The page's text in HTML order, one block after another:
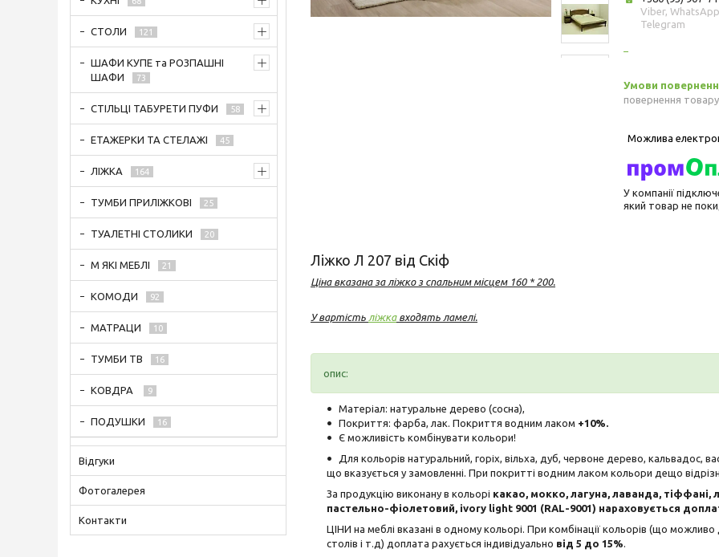
Viber,
Telegram
повернення
У компанії
який товар не
Ліжко Л 207 від Скіф
Ціна вказана за ліжко з спальним місцем 160 * 200.
У вартість ліжкавходять ламелі.
опис:
Матеріал: натуральне дерево (сосна),
Покриття: фарба, лак. Покриття водним лаком +10%.
Є можливість комбінувати кольори!
Для кольорів натуральний, горіх, вільха, дуб, червоне дерево, кальвадос,
що вказується у замовленні. При покритті водним лаком кольори дещо
За продукцію виконану в кольорі какао, мокко, лагуна, лаванда, тіффані,
пастельно-фіолетовий, ivory light 9001 (RAL-9001) нараховується
ЦІНИ на меблі вказані в одному кольорі. При комбінації кольорів (що
столів і т.д) доплата рахується індивідуально від 5 до 15%
СТОЛИ 121
ШАФИ КУПЕ та РОЗПАШНІ
ШАФИ
73
СТІЛЬЦІ ТАБУРЕТИ ПУФИ 58
ЕТАЖЕРКИ ТА СТЕЛАЖІ 45
ЛІЖКА 164
ТУМБИ ПРИЛІЖКОВІ 25
ТУАЛЕТНІ СТОЛИКИ 20
М ЯКІ МЕБЛІ 21
КОМОДИ 92
МАТРАЦИ 10
ТУМБИ ТВ 16
КОВДРА 9
ПОДУШКИ 16
Відгуки
Фотогалерея
Контакти